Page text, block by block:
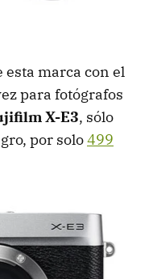
marca con el
para fotógrafos
X-E3, sólo
por solo499